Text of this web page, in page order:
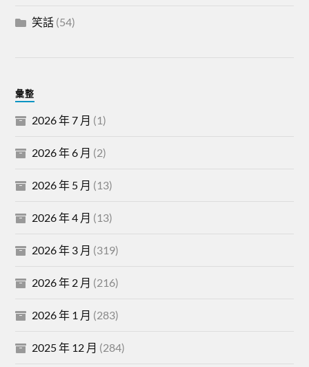
笑話 (54)
彙整
2026 年 7 月 (1)
2026 年 6 月 (2)
2026 年 5 月 (13)
2026 年 4 月 (13)
2026 年 3 月 (319)
2026 年 2 月 (216)
2026 年 1 月 (283)
2025 年 12 月 (284)